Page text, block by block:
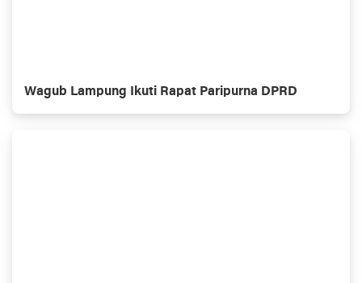
Wagub Lampung Ikuti Rapat Paripurna DPRD